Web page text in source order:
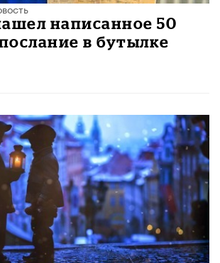
написанное 50
в бутылке